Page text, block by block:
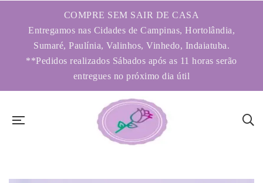
COMPRE SEM SAIR DE CASA
Entregamos nas Cidades de Campinas, Hortolândia,
Sumaré, Paulínia, Valinhos, Vinhedo, Indaiatuba.
**Pedidos realizados Sábados após as 11 horas serão
entregues no próximo dia útil